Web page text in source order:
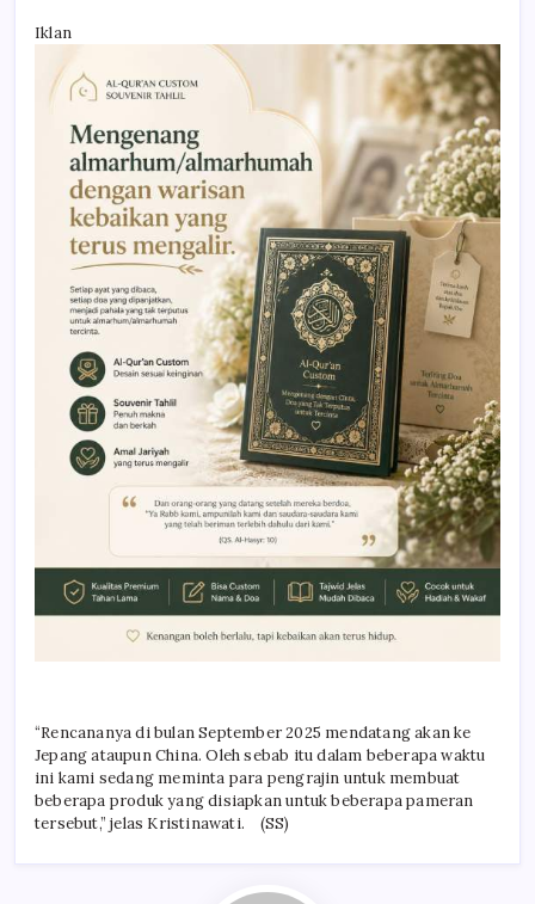
Iklan
“Rencananya di bulan September 2025 mendatang akan ke
Jepang ataupun China. Oleh sebab itu dalam beberapa waktu
ini kami sedang meminta para pengrajin untuk membuat
beberapa produk yang disiapkan untuk beberapa pameran
tersebut,” jelas Kristinawati. (SS)